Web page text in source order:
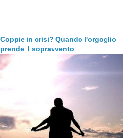
Coppie in crisi? Quando l'orgoglio
prende il sopravvento